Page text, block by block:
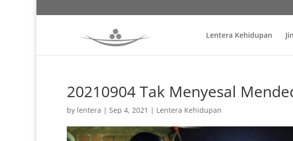
Lentera Kehidupan
20210904 Tak Menyesal
by lentera | Sep 4, 2021 | Lentera Kehidupan